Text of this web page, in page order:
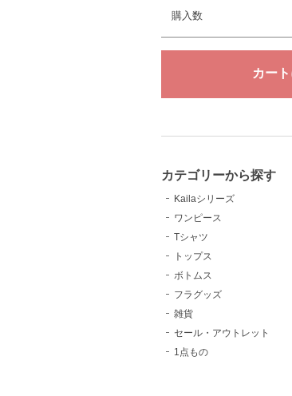
購入数
カテゴリーから探す
Kailaシリーズ
ワンピース
Tシャツ
トップス
ボトムス
フラグッズ
雑貨
セール・アウトレット
1点もの